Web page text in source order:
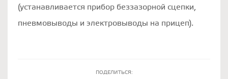
(устанавливается прибор беззазорной сцепки,
пневмовыводы и электровыводы на прицеп).
ПОДЕЛИТЬСЯ: